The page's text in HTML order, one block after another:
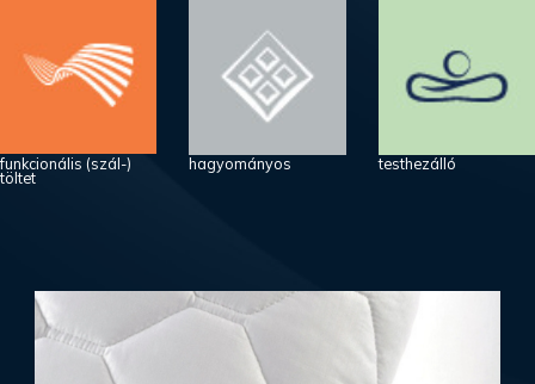
funkcionális (szál-)
töltet
hagyományos testhezálló